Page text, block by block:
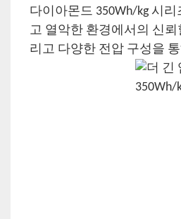
다이아몬드 350Wh/kg 시
고 열악한 환경에서의 신
리고 다양한 전압 구성을